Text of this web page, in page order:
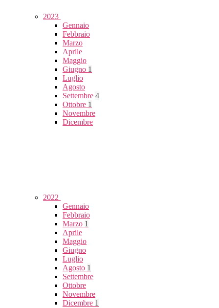
2023
Gennaio
Febbraio
Marzo
Aprile
Maggio
Giugno 1
Luglio
Agosto
Settembre 4
Ottobre 1
Novembre
Dicembre
2022
Gennaio
Febbraio
Marzo 1
Aprile
Maggio
Giugno
Luglio
Agosto 1
Settembre
Ottobre
Novembre
Dicembre 1